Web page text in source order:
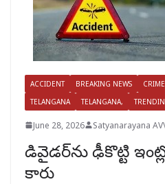
ACCIDENT BREAKING NEWS CRIME
TELANGANA
TELANGANA,
June 28, 2026 Satyanarayana
డివైడర్‌ను ఢీకొట్టి
కారు